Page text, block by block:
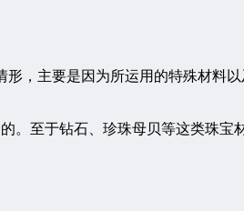
，主要是因为所运用的特殊材料
至于钻石、珍珠母贝等这类珠